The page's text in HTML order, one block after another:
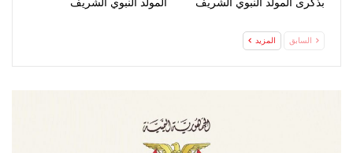
بذكرى المولد النبوي الشريف
المولد النبوي الشريف
السابق المزيد